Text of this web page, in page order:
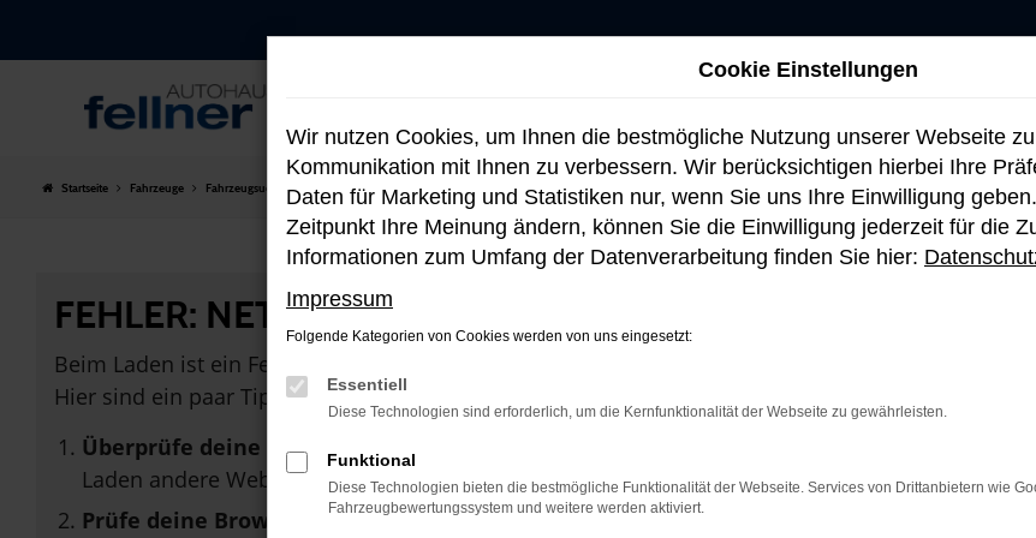
Hauptinhalt
Startseite Fahrzeuge Fahrzeugsuche
FEHLER: NETWORK ERROR
Beim Laden ist ein Fehler aufgetreten.
Hier sind ein paar Tipps, die dir helfen können:
Überprüfe deine Firewall und deine Internetverbindung.
Laden andere Webseiten, zum Beispiel deine Suchmaschine?
Prüfe deine Browsererweiterungen.
Cookie Einstellungen
Wir nutzen Cookies, um Ihnen die bestmögliche Nutzung unserer Webseite
Kommunikation mit Ihnen zu verbessern. Wir berücksichtigen hierbei Ihre
Daten für Marketing und Statistiken nur, wenn Sie uns Ihre Einwilligung
Zeitpunkt Ihre Meinung ändern, können Sie die Einwilligung jederzeit für die
Informationen zum Umfang der Datenverarbeitung finden Sie hier:
Impressum
Folgende Kategorien von Cookies werden von uns eingesetzt:
Essentiell
Diese Technologien sind erforderlich, um die Kernfunktionalität der Webseite zu gewährleisten.
Funktional
Diese Technologien bieten die bestmögliche Funktionalität der Webseite. Services von Drittanbietern wie
Fahrzeugbewertungssystem und weitere werden aktiviert.